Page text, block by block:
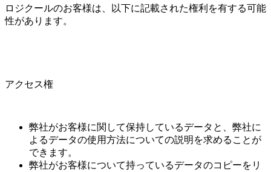
ロジクールのお客様は、以下に記載された権利を有する可能
性があります。
アクセス権
弊社がお客様に関して保持しているデータと、弊社に
よるデータの使用方法についての説明を求めることが
できます。
弊社がお客様について持っているデータのコピーをリ